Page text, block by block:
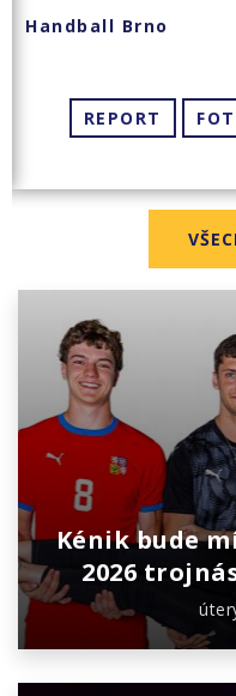
Handball Brno
REPORT
Kénik bude
2026